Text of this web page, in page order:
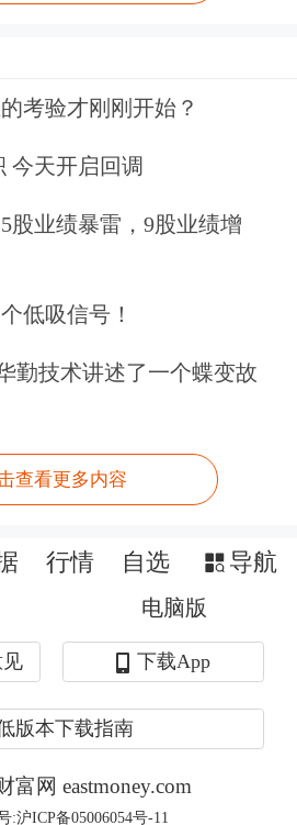
全国人大常委会工作
院工作报告、最高人
，审议全国人民代表
于法律清理工作情况
处理意见的报告。会
大厅举行十四届全国
列席会议的国务院有
成品油价迎来“四连
国家发改委发布消息
国内汽油价格和柴油价
元/吨、670元/吨。折合
、95号汽油和0号柴油
、0.58元、0.57元。公
行消费支出将大幅增
50升的小型私家车加满
考验才刚刚开始？
今天开启回调
股业绩暴雷，9股业绩增
低吸信号！
勤技术讲述了一个蝶变故
查看更多内容
行情 自选 导航
电脑版
下载App
版本下载指南
富网 eastmoney.com
:沪ICP备05006054号-11